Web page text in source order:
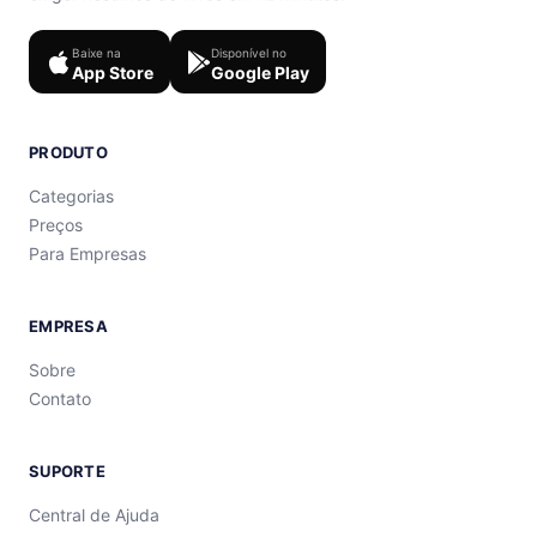
Baixe na
App Store
Disponível no
Google Play
PRODUTO
Categorias
Preços
Para Empresas
EMPRESA
Sobre
Contato
SUPORTE
Central de Ajuda